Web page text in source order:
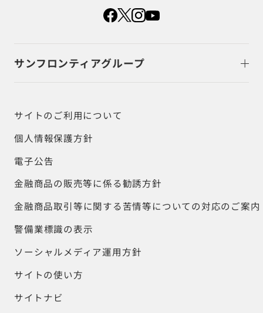
サンフロンティアグループ
サイトのご利用について
個人情報保護方針
電子公告
金融商品の販売等に係る勧誘方針
金融商品取引等に関する苦情等についての対応のご案内
警備業標識の表示
ソーシャルメディア運用方針
サイトの使い方
サイトナビ